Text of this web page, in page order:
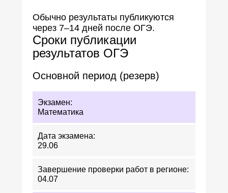
Обычно результаты публикуются
через 7–14 дней после ОГЭ.
Сроки публикации
результатов ОГЭ
Основной период (резерв)
Математика
29.06
04.07